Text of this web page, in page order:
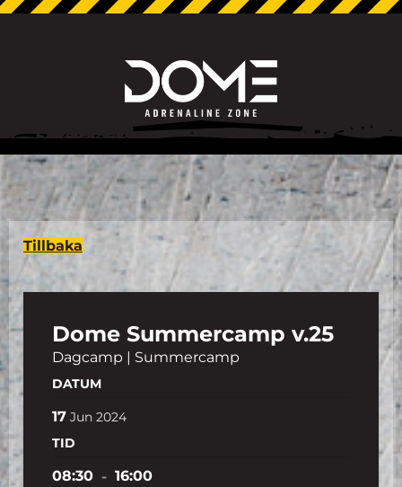
Tillbaka
Dome Summercamp v.25
Dagcamp | Summercamp
DATUM
17 Jun 2024
TID
08:30 - 16:00